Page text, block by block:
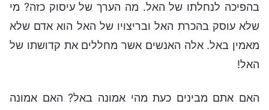
בהפיכה לנחלתו של האל. מה הערך של עיסוק כזה? מי
שלא עוסק בהכרת האל ובריצויו של האל הוא אדם שלא
מאמין באל. אלה האנשים אשר מחללים את קדושתו של
האל!
האם אתם מבינים כעת מהי אמונה באל? האם אמונה